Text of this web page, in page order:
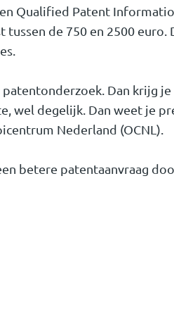
Qualified Patent
de 750 en 2500 euro.
Dan krijg je
wel degelijk. Dan weet je
Nederland (OCNL).
betere patentaanvraag